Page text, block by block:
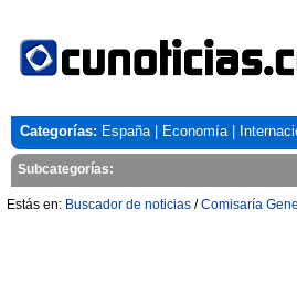
Categorías: España| Economía|
Subcategorías:
Estás en: Buscador de noticias /Comisaría